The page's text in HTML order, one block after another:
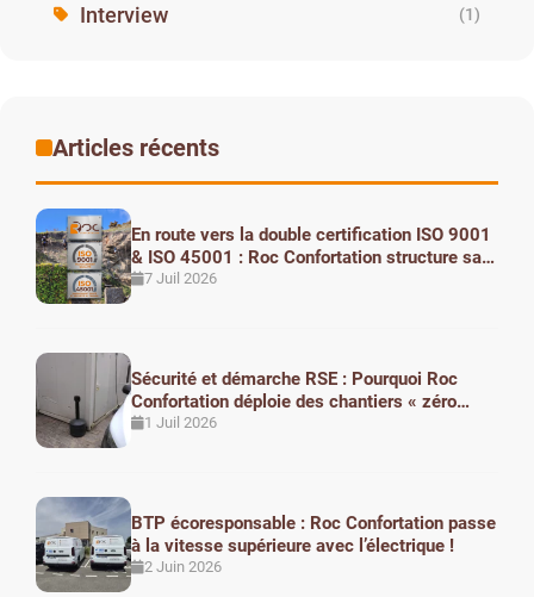
Interview (1)
Micropieux
Patrimoine
R & D
Renforcement (1)
RSE (20)
Articles récents
En route vers la double certification ISO 9001
& ISO 45001 : Roc Confortation structure sa
performance
7 Juil 2026
Sécurité et démarche RSE : Pourquoi Roc
Confortation déploie des chantiers « zéro
mégot »
1 Juil 2026
BTP écoresponsable : Roc Confortation passe
à la vitesse supérieure avec l’électrique !
2 Juin 2026